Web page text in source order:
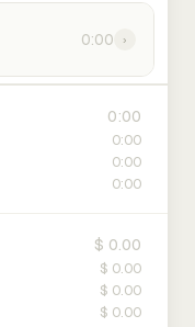
0:00 ›
0:00
0:00
0:00
0:00
$ 0.00
$ 0.00
$ 0.00
$ 0.00